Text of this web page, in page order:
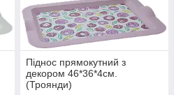
Піднос прямокутний з
декором 46*36*4см.
(Троянди)